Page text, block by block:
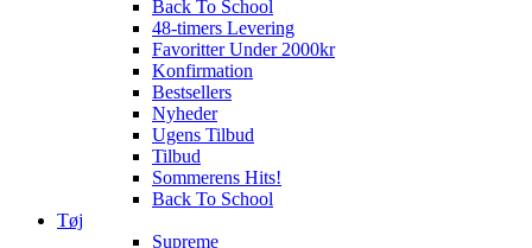
Back To School
48-timers Levering
Favoritter Under 2000kr
Konfirmation
Bestsellers
Nyheder
Ugens Tilbud
Tilbud
Sommerens Hits!
Back To School
Tøj
Supreme